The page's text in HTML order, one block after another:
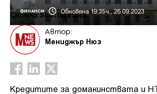
ФИНАНСИ Обновена 19:35ч., 26.09.2023
Снимка:Shutterstock
Автор:
Мениджър Нюз
Кредитите за домакинствата и